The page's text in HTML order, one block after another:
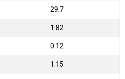
29.7
1.82
0.12
1.15